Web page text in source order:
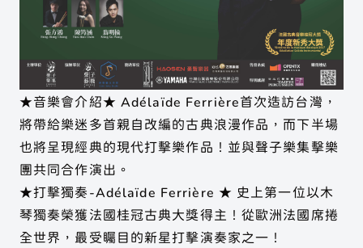
★音樂會介紹★ Adélaïde Ferrière首次造訪台灣，
將帶給樂迷多首親自改編的古典浪漫作品，而下半場
也將呈現經典的現代打擊樂作品！並與聲子樂集擊樂
團共同合作演出。
★打擊獨奏-Adélaïde Ferrière ★ 史上第一位以木
琴獨奏榮獲法國桂冠古典大獎得主！從歐洲法國席捲
全世界，最受矚目的新星打擊演奏家之一！